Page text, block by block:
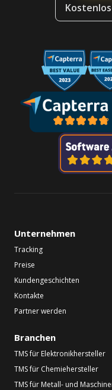
Unternehmen
Tracking
Preise
Kundengeschichten
Kontakte
Partner werden
Branchen
TMS für Elektronikhersteller
TMS für Chemiehersteller
TMS für Metall- und